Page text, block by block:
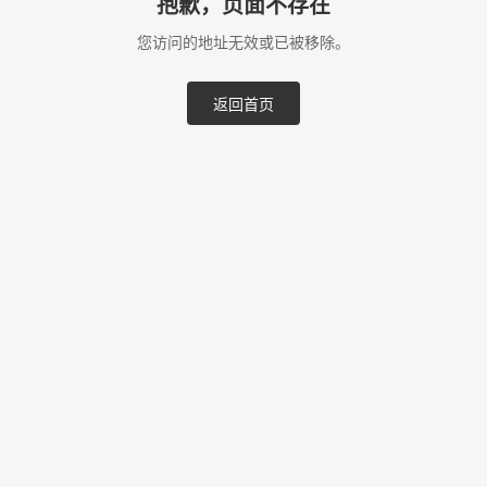
抱歉，页面不存在
您访问的地址无效或已被移除。
返回首页